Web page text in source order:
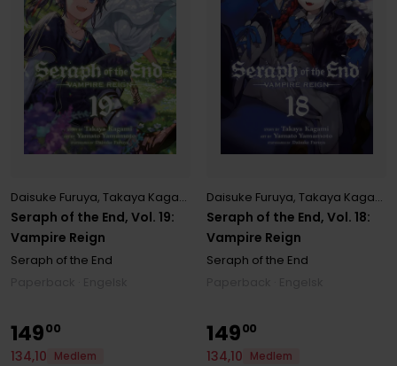
Seraph of the End, Vol. 19:
Vampire Reign
Daisuke Furuya, Takaya Kagami Yamato Yamamoto
Seraph of the End
Seraph of the End, Vol. 18:
Vampire Reign
Daisuke Furuya,Takaya Kagami
Seraph of the End
14900
134,10
Medlem
14900
134,10
Medlem